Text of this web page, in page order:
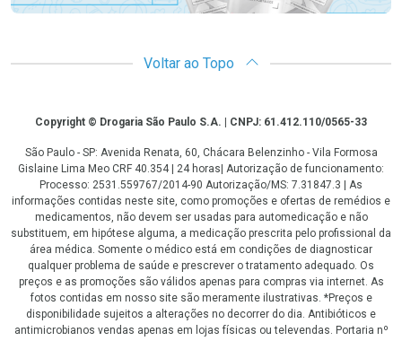
Voltar ao Topo
CopyrightCopyright © Drogaria São Paulo S.A. | CNPJ: 61.412.110/0565-33
São Paulo - SP: Avenida Renata, 60, Chácara Belenzinho - Vila Formosa
Gislaine Lima Meo CRF 40.354 | 24 horas| Autorização de funcionamento:
Processo: 2531.559767/2014-90 Autorização/MS: 7.31847.3 | As
informações contidas neste site, como promoções e ofertas de remédios e
medicamentos, não devem ser usadas para automedicação e não
substituem, em hipótese alguma, a medicação prescrita pelo profissional da
área médica. Somente o médico está em condições de diagnosticar
qualquer problema de saúde e prescrever o tratamento adequado. Os
preços e as promoções são válidos apenas para compras via internet. As
fotos contidas em nosso site são meramente ilustrativas. *Preços e
disponibilidade sujeitos a alterações no decorrer do dia. Antibióticos e
antimicrobianos vendas apenas em lojas físicas ou televendas. Portaria nº